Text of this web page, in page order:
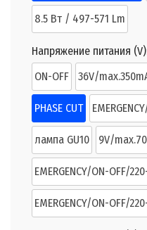
8.5 Вт / 497-571 Lm
Напряжение питания
ON-OFF
36V/
PHASE CUT
лампа GU10 9V/
EMERGENCY/ON-OFF/
EMERGENCY/ON-OFF/